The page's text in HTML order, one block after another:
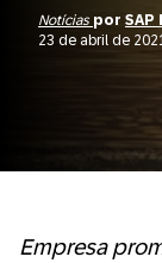
Notícias por SAP
23 de abril de
Empresa